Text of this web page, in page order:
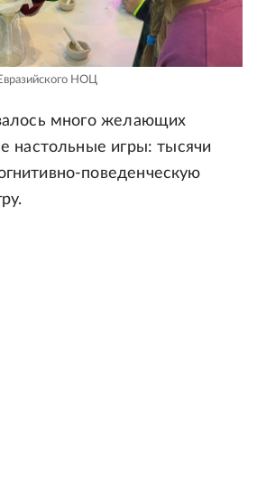
НОЦ
много желающих
настольные игры: тысячи
поведенческую